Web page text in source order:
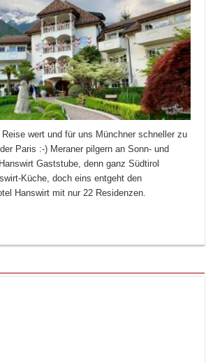
wert und für uns Münchner schneller zu
Paris :-) Meraner pilgern an Sonn- und
Gaststube, denn ganz Südtirol
Küche, doch eins entgeht den
Hanswirt mit nur 22 Residenzen.